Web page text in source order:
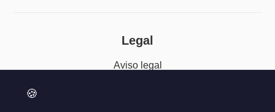
Legal
Aviso legal
🍪